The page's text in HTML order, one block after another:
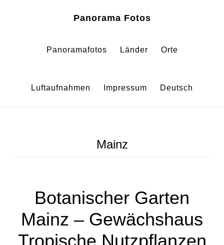
Panorama Fotos
Panoramafotos Länder Orte
Luftaufnahmen Impressum Deutsch
Mainz
Botanischer Garten
Mainz – Gewächshaus
Tropische Nutzpflanzen